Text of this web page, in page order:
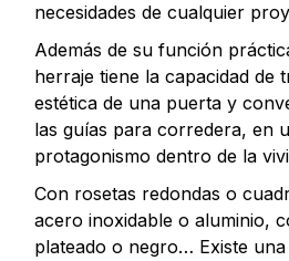
necesidades de cualquier
Además de su función
herraje tiene la capacidad de
estética de una puerta y
las guías para corredera, en
protagonismo dentro de la
Con rosetas redondas o
acero inoxidable o aluminio,
plateado o negro… Existe